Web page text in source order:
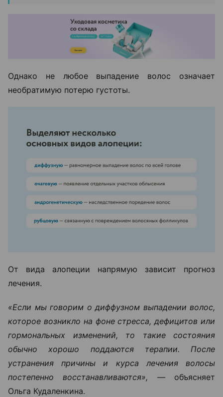
Однако не любое выпадение волос означает
необратимую потерю густоты.
От вида алопеции напрямую зависит прогноз
лечения.
«Если мы говорим о диффузном выпадении волос,
которое возникло на фоне стресса, дефицитов или
гормональных изменений, то такие состояния
обычно хорошо поддаются терапии. После
устранения причины и курса лечения волосы
постепенно восстанавливаются», —объясняет
Ольга Кудаленкина.